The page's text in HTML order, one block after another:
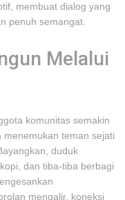
membuat dialog yang
penuh semangat.
Melalui
komunitas semakin
teman sejati
duduk
dan tiba-tiba berbagi
mengalir, koneksi